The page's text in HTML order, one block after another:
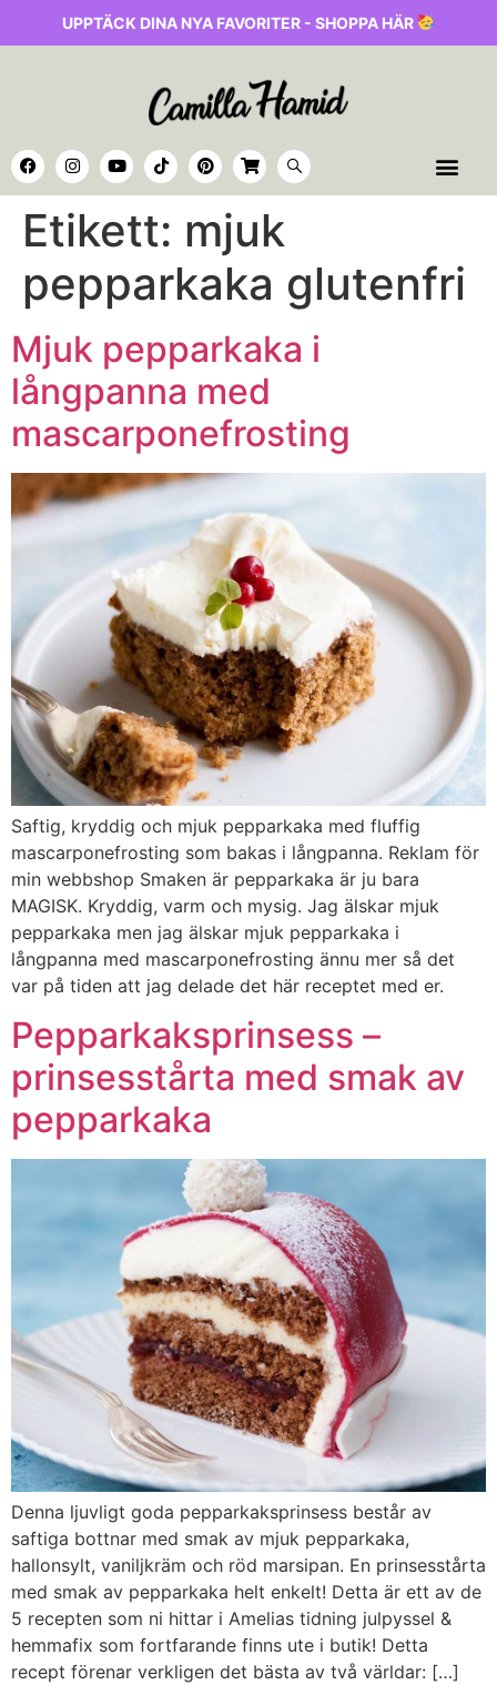
UPPTÄCK DINA NYA FAVORITER - SHOPPA HÄR
Etikett: mjuk
pepparkaka glutenfri
Mjuk pepparkaka i
långpanna med
mascarponefrosting
Saftig, kryddig och mjuk pepparkaka med fluffig
mascarponefrosting som bakas i långpanna. Reklam för
min webbshop Smaken är pepparkaka är ju bara
MAGISK. Kryddig, varm och mysig. Jag älskar mjuk
pepparkaka men jag älskar mjuk pepparkaka i
långpanna med mascarponefrosting ännu mer så det
var på tiden att jag delade det här receptet med er.
Pepparkaksprinsess –
prinsesstårta med smak av
pepparkaka
Denna ljuvligt goda pepparkaksprinsess består av
saftiga bottnar med smak av mjuk pepparkaka,
hallonsylt, vaniljkräm och röd marsipan. En prinsesstårta
med smak av pepparkaka helt enkelt! Detta är ett av de
5 recepten som ni hittar i Amelias tidning julpyssel &
hemmafix som fortfarande finns ute i butik! Detta
recept förenar verkligen det bästa av två världar: […]